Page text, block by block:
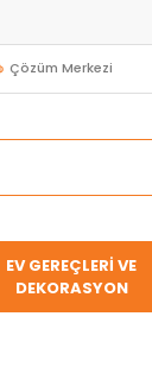
Çözüm Merkezi
EV GEREÇLERİ VE
DEKORASYON